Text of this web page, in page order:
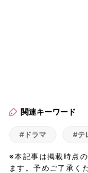
関連キーワード
#ドラマ #テ
※本記事は掲載時点
ます。予めご了承く